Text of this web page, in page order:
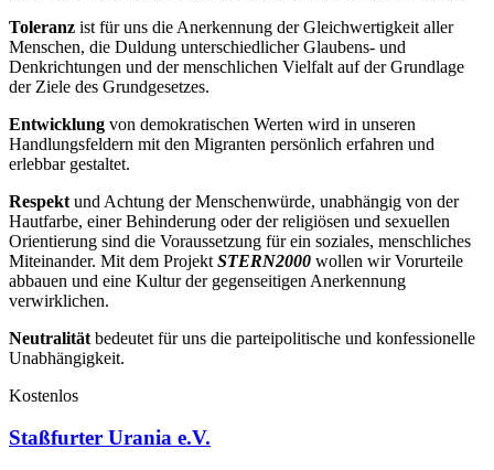
Toleranz ist für uns die Anerkennung der Gleichwertigkeit aller
Menschen, die Duldung unterschiedlicher Glaubens- und
Denkrichtungen und der menschlichen Vielfalt auf der Grundlage
der Ziele des Grundgesetzes.
Entwicklung von demokratischen Werten wird in unseren
Handlungsfeldern mit den Migranten persönlich erfahren und
erlebbar gestaltet.
Respekt und Achtung der Menschenwürde, unabhängig von der
Hautfarbe, einer Behinderung oder der religiösen und sexuellen
Orientierung sind die Voraussetzung für ein soziales, menschliches
Miteinander. Mit dem Projekt STERN2000 wollen wir Vorurteile
abbauen und eine Kultur der gegenseitigen Anerkennung
verwirklichen.
Neutralität bedeutet für uns die parteipolitische und konfessionelle
Unabhängigkeit.
Kostenlos
Staßfurter Urania e.V.